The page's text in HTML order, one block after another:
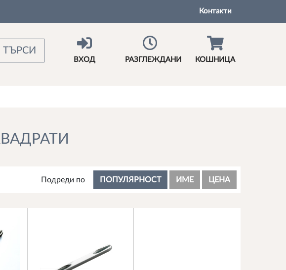
Контакти
ТЪРСИ
ВХОД РАЗГЛЕЖДАНИ КОШНИЦА
Подреди по ПОПУЛЯРНОСТ ИМЕ ЦЕНА